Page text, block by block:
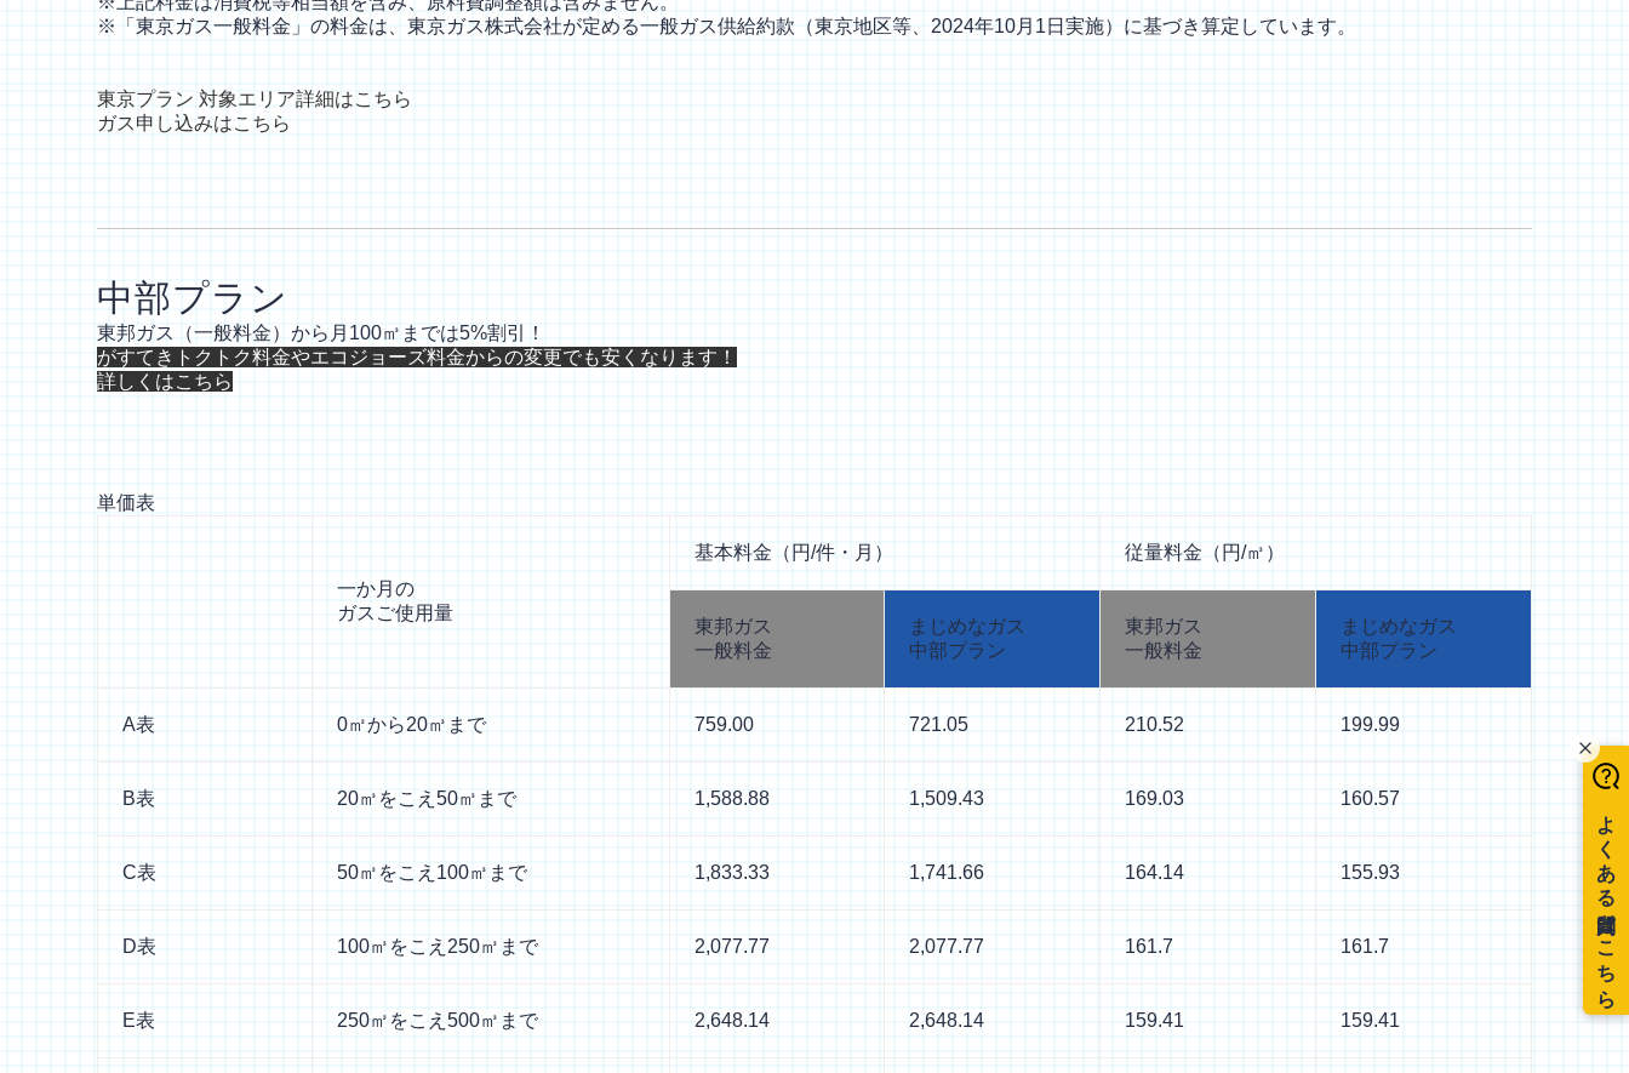
※「東京ガス一般料金」の料金は、東京ガス株式会社が定める一般ガス供給約款（東京地区等、2024年10月1日実施）に基づき算定しています。
東京プラン 対象エリア詳細はこちら
ガス申し込みはこちら
中部プラン
東邦ガス（一般料金）から月100㎥までは5%割引！
がすてきトクトク料金やエコジョーズ料金からの変更でも安くなります！
詳しくはこちら
単価表
一か月の
ガスご使用量
基本料金（円/件・月） 従量料金（円/㎥）
東邦ガス
一般料金
まじめなガス
中部プラン
東邦ガス
一般料金
まじめなガス
中部プラン
A表 0㎥から20㎥まで 759.00 721.05 210.52 199.99
B表 20㎥をこえ50㎥まで 1,588.88 1,509.43 169.03 160.57
C表 50㎥をこえ100㎥まで 1,833.33 1,741.66 164.14 155.93
D表 100㎥をこえ250㎥まで 2,077.77 2,077.77 161.7 161.7
E表 250㎥をこえ500㎥まで 2,648.14 2,648.14 159.41 159.41